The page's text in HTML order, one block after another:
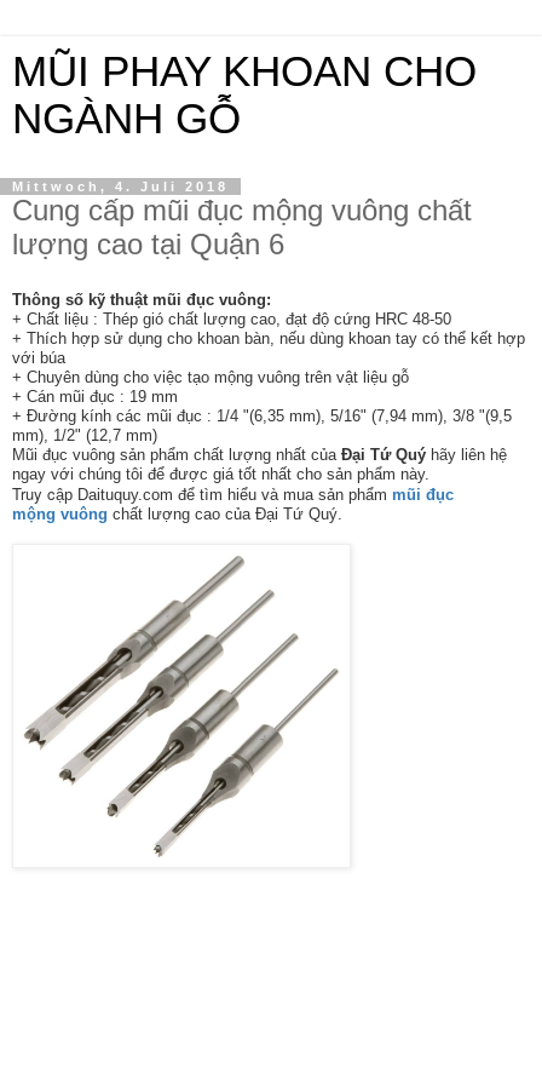
MŨI PHAY KHOAN CHO
NGÀNH GỖ
Mittwoch, 4. Juli 2018
Cung cấp mũi đục mộng vuông chất
lượng cao tại Quận 6
Thông số kỹ thuật mũi đục vuông:
+ Chất liệu : Thép gió chất lượng cao, đạt độ cứng HRC 48-50
+ Thích hợp sử dụng cho khoan bàn, nếu dùng khoan tay có thể kết hợp
với búa
+ Chuyên dùng cho việc tạo mộng vuông trên vật liệu gỗ
+ Cán mũi đục : 19 mm
+ Đường kính các mũi đục : 1/4 "(6,35 mm), 5/16" (7,94 mm), 3/8 "(9,5
mm), 1/2" (12,7 mm)
Mũi đục vuông sản phẩm chất lượng nhất của Đại Tứ Quý hãy liên hệ
ngay với chúng tôi để được giá tốt nhất cho sản phẩm này.
Truy cập Daituquy.com để tìm hiểu và mua sản phẩm mũi đục
mộng vuông chất lượng cao của Đại Tứ Quý.